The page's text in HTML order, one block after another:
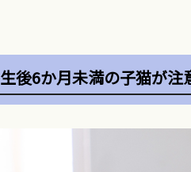
生後6か月未満の子猫が注